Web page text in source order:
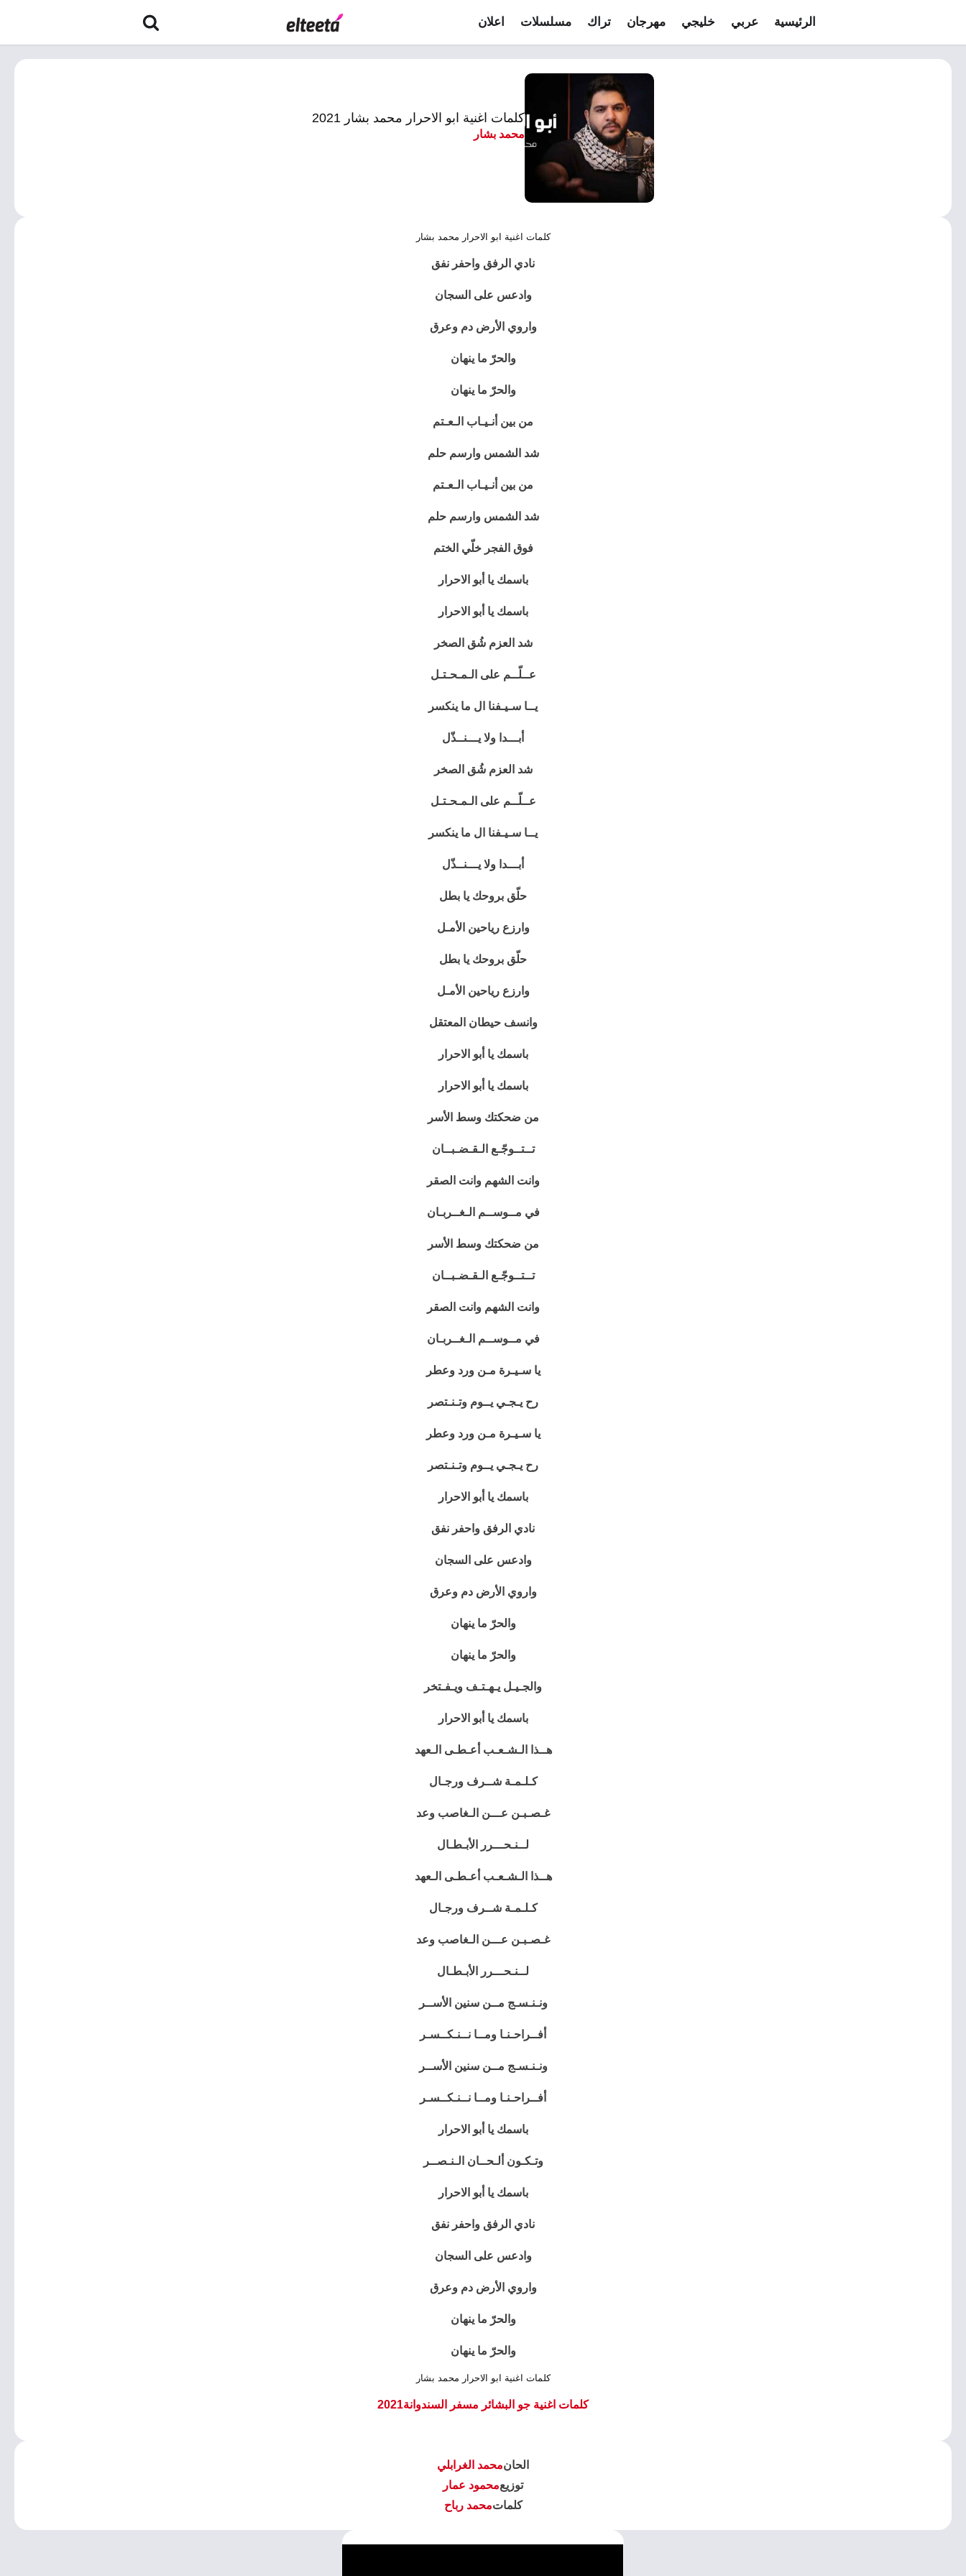
الرئيسية عربي خليجي مهرجان تراك مسلسلات اعلان
كلمات اغنية ابو الاحرار محمد بشار 2021
محمد بشار
كلمات اغنية ابو الاحرار محمد بشار
نادي الرفق واحفر نفق
وادعس على السجان
واروي الأرض دم وعرق
والحرّ ما ينهان
والحرّ ما ينهان
من بين أنـيـاب الـعـتم
شد الشمس وارسم حلم
من بين أنـيـاب الـعـتم
شد الشمس وارسم حلم
فوق الفجر خلّي الختم
باسمك يا أبو الاحرار
باسمك يا أبو الاحرار
شد العزم شُق الصخر
عــلّــم على الـمـحـتـل
يــا سـيـفنا ال ما ينكسر
أبـــدا ولا يـــنــذّل
شد العزم شُق الصخر
عــلّــم على الـمـحـتـل
يــا سـيـفنا ال ما ينكسر
أبـــدا ولا يـــنــذّل
حلّق بروحك يا بطل
وارزع رياحين الأمـل
حلّق بروحك يا بطل
وارزع رياحين الأمـل
وانسف حيطان المعتقل
باسمك يا أبو الاحرار
باسمك يا أبو الاحرار
من ضحكتك وسط الأسر
تــتــوجّـع الـقـضـبــان
وانت الشهم وانت الصقر
في مــوســم الـغــربـان
من ضحكتك وسط الأسر
تــتــوجّـع الـقـضـبــان
وانت الشهم وانت الصقر
في مــوســم الـغــربـان
يا سـيـرة مـن ورد وعطر
رح يـجـي يــوم وتـنـتصر
يا سـيـرة مـن ورد وعطر
رح يـجـي يــوم وتـنـتصر
باسمك يا أبو الاحرار
نادي الرفق واحفر نفق
وادعس على السجان
واروي الأرض دم وعرق
والحرّ ما ينهان
والحرّ ما ينهان
والجـيـل يـهـتـف ويـفـتخر
باسمك يا أبو الاحرار
هــذا الـشـعـب أعـطـى الـعهد
كـلـمـة شــرف ورجـال
غـصـبـن عـــن الـغاصب وعد
لــنـحـــرر الأبـطـال
هــذا الـشـعـب أعـطـى الـعهد
كـلـمـة شــرف ورجـال
غـصـبـن عـــن الـغاصب وعد
لــنـحـــرر الأبـطـال
ونـنـسـج مــن سنين الأســر
أفــراحـنـا ومــا نــنـكــسـر
ونـنـسـج مــن سنين الأســر
أفــراحـنـا ومــا نــنـكــسـر
باسمك يا أبو الاحرار
وتـكـون ألـحــان الـنـصــر
باسمك يا أبو الاحرار
نادي الرفق واحفر نفق
وادعس على السجان
واروي الأرض دم وعرق
والحرّ ما ينهان
والحرّ ما ينهان
كلمات اغنية ابو الاحرار محمد بشار
كلمات اغنية جو البشائر مسفر السندوانة2021
الحانمحمد الغرابلي
توزيعمحمود عمار
كلماتمحمد رباح